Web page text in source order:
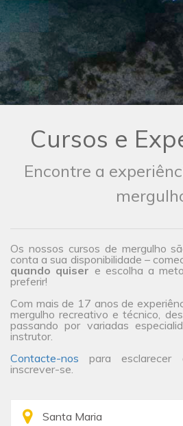
Cursos e
Encontre a
Os nossos cursos de mergulho
conta a sua disponibilidade –
quando quiser e escolha a
preferir!
Com mais de 17 anos de
mergulho recreativo e técnico,
passando por variadas
instrutor.
Contacte-nos para esclarecer
inscrever-se.